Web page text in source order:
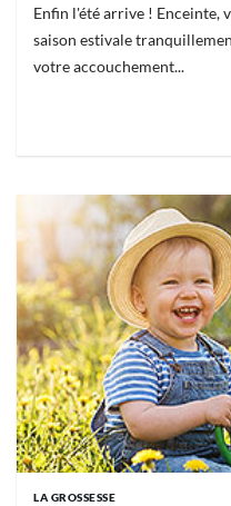
Enfin l'été arrive ! Enceinte,
saison estivale
votre accouchement...
LA GROSSESSE